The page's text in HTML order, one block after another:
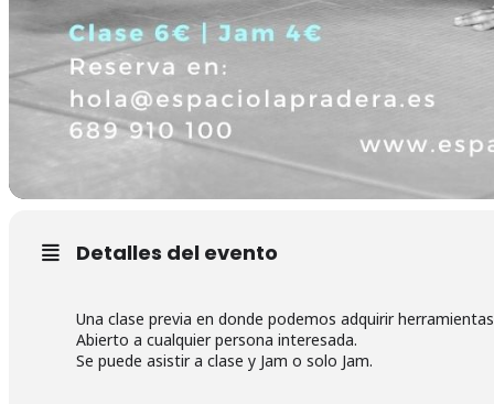
Detalles del evento
Una clase previa en donde podemos adquirir
Abierto a cualquier persona interesada.
Se puede asistir a clase y Jam o solo Jam.